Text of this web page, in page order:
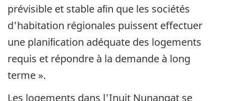
prévisible et stable aﬁn que les sociétés
d'habitation régionales puissent effectuer
une planiﬁcation adéquate des logements
requis et répondre à la demande à long
terme ».
Les logements dans l'Inuit Nunangat se